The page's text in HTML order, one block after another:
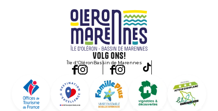
Volg ons!
Île d'OléronBassin de Marennes